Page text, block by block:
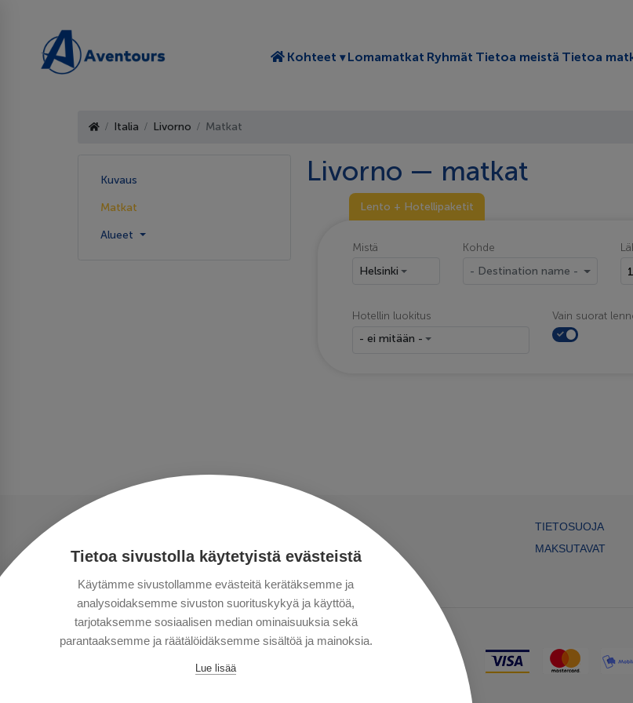
Tietoa sivustolla käytetyistä evästeistä
Käytämme sivustollamme evästeitä kerätäksemme ja
analysoidaksemme sivuston suorituskykyä ja käyttöä,
tarjotaksemme sosiaalisen median ominaisuuksia sekä
parantaaksemme ja räätälöidäksemme sisältöä ja mainoksia.
Lue lisää
Kohteet Toggle submenu
Lomamatkat Ryhmät Tietoa meistä Tietoa
Italia Livorno Matkat
Kuvaus
Matkat
Alueet
Livorno — matkat
Lento + Hotellipaketit
Mistä
Helsinki
Kohde
- Destination name -
Hotellin luokitus
- ei mitään -
Vain suorat
TIETOSUOJA
MAKSUTAVAT